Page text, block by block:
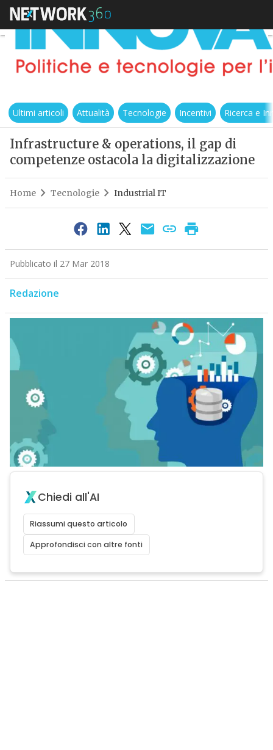
Ultimi articoli Attualità Tecnologie Incentivi Ricerca e
Infrastructure & operations, il gap di
competenze ostacola la digitalizzazione
Home Tecnologie Industrial IT
Pubblicato il 27 Mar 2018
Redazione
Chiedi all'AI
Riassumi questo articolo
Approfondisci con altre fonti